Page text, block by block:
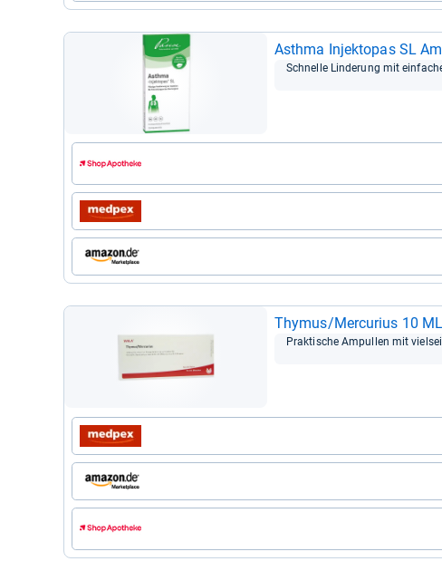
Asthma Injek­to­pas SL
Schnelle Lin­de­rung mit
Thy­mus/Mer­cu­rius 10 ML
Prak­ti­sche Ampul­len mit